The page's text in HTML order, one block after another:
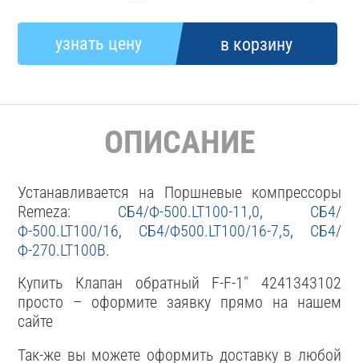
ОПИСАНИЕ
Устанавливается на Поршневые компрессоры
Remeza: СБ4/Ф-500.LT100-11,0, СБ4/
Ф-500.LT100/16, СБ4/Ф500.LT100/16-7,5, СБ4/
Ф-270.LT100В.
Купить Клапан обратный F-F-1" 4241343102
просто – оформите заявку прямо на нашем
сайте
Так-же вы можете оформить доставку в любой